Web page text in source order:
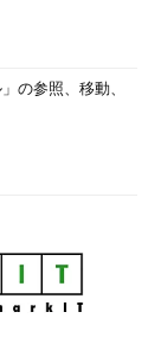
の参照、移動、